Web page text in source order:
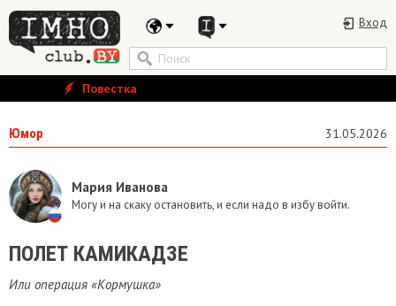
Вход
Повестка
Юмор 31.05.2026
Мария Иванова
Могу и на скаку остановить, и если надо в избу войти.
ПОЛЕТ КАМИКАДЗЕ
Или операция «Кормушка»